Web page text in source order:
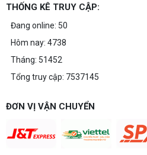
THỐNG KÊ TRUY CẬP:
Đang online: 50
Hôm nay: 4738
Tháng: 51452
Tổng truy cập: 7537145
ĐƠN VỊ VẬN CHUYỂN